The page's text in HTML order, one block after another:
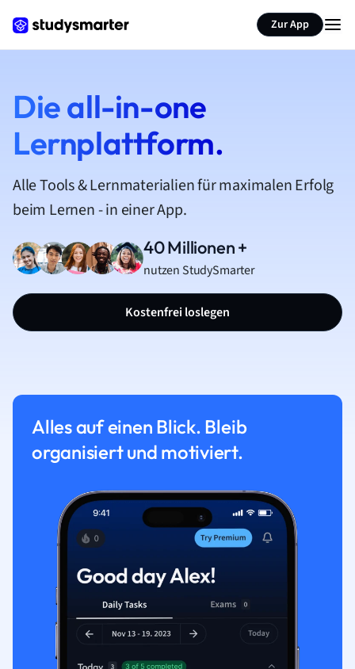
Zur App
Die all-in-one
Lernplattform.
Alle Tools & Lernmaterialien für maximalen Erfolg
beim Lernen - in einer App.
40 Millionen +
nutzen StudySmarter
Kostenfrei loslegen
Alles auf einen Blick. Bleib
organisiert und motiviert.